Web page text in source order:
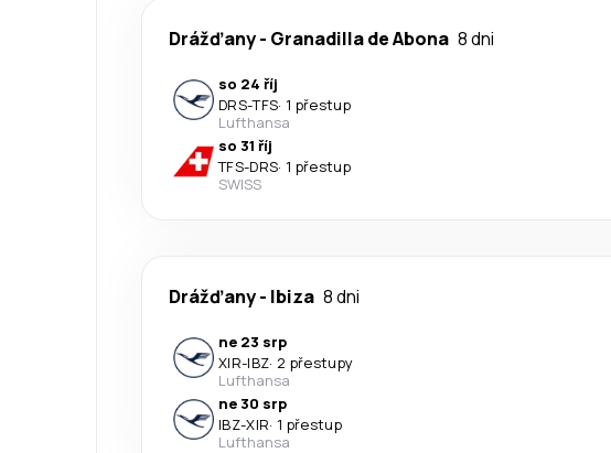
Drážďany- Granadilla de Abona 8 dni
so 24 říj
DRS-TFS· 1 přestup
Lufthansa
so 31 říj
TFS-DRS· 1 přestup
SWISS
Drážďany- Ibiza 8 dni
ne 23 srp
XIR-IBZ· 2 přestupy
Lufthansa
ne 30 srp
IBZ-XIR· 1 přestup
Lufthansa